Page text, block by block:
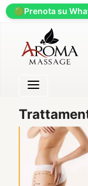
🟢Prenota su